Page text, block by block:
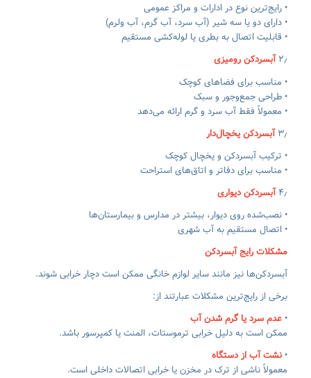
• رایج‌ترین نوع در ادارات و مراکز عمومی
• دارای دو یا سه شیر (آب سرد، آب گرم، آب ولرم)
• قابلیت اتصال به بطری یا لوله‌کشی مستقیم
۲٫ آبسردکن رومیزی
• مناسب برای فضاهای کوچک
• طراحی جمع‌وجور و سبک
• معمولاً فقط آب سرد و گرم ارائه می‌دهد
۳٫ آبسردکن یخچال‌دار
• ترکیب آبسردکن و یخچال کوچک
• مناسب برای دفاتر و اتاق‌های استراحت
۴٫ آبسردکن دیواری
• نصب‌شده روی دیوار، بیشتر در مدارس و بیمارستان‌ها
• اتصال مستقیم به آب شهری
مشکلات رایج آبسردکن
آبسردکن‌ها نیز مانند سایر لوازم خانگی ممکن است دچار خرابی شوند.
برخی از رایج‌ترین مشکلات عبارتند از:
• عدم سرد یا گرم شدن آب
ممکن است به دلیل خرابی ترموستات، المنت یا کمپرسور باشد.
• نشت آب از دستگاه
معمولاً ناشی از ترک در مخزن یا خرابی اتصالات داخلی است.